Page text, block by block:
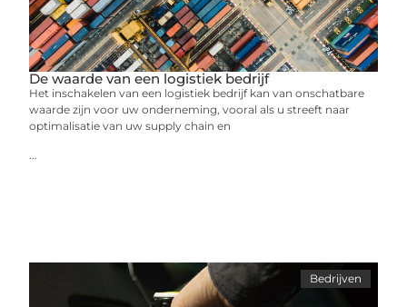
De waarde van een logistiek bedrijf
Het inschakelen van een logistiek bedrijf kan van onschatbare
waarde zijn voor uw onderneming, vooral als u streeft naar
optimalisatie van uw supply chain en
...
Bedrijven